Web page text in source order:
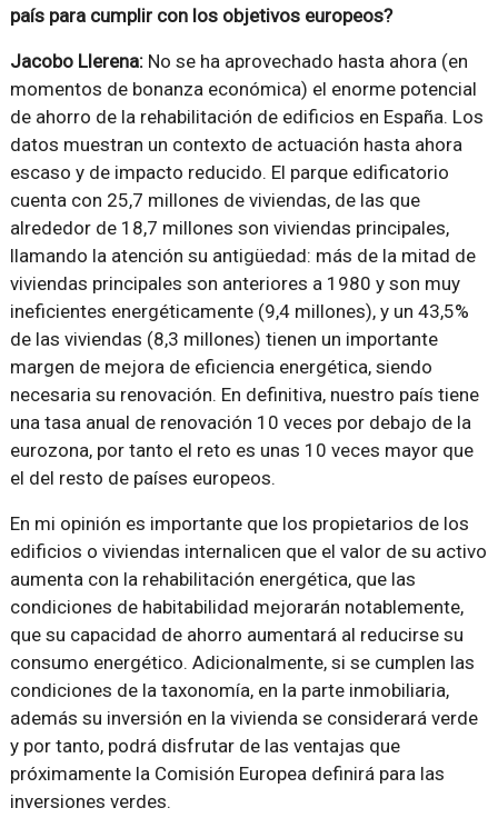
país para cumplir con los objetivos europeos?
Jacobo Llerena:No se ha aprovechado hasta ahora (en
momentos de bonanza económica) el enorme potencial
de ahorro de la rehabilitación de edificios en España. Los
datos muestran un contexto de actuación hasta ahora
escaso y de impacto reducido. El parque edificatorio
cuenta con 25,7 millones de viviendas, de las que
alrededor de 18,7 millones son viviendas principales,
llamando la atención su antigüedad: más de la mitad de
viviendas principales son anteriores a 1980 y son muy
ineficientes energéticamente (9,4 millones), y un 43,5%
de las viviendas (8,3 millones) tienen un importante
margen de mejora de eficiencia energética, siendo
necesaria su renovación. En definitiva, nuestro país tiene
una tasa anual de renovación 10 veces por debajo de la
eurozona, por tanto el reto es unas 10 veces mayor que
el del resto de países europeos.
En mi opinión es importante que los propietarios de los
edificios o viviendas internalicen que el valor de su activo
aumenta con la rehabilitación energética, que las
condiciones de habitabilidad mejorarán notablemente,
que su capacidad de ahorro aumentará al reducirse su
consumo energético. Adicionalmente, si se cumplen las
condiciones de la taxonomía, en la parte inmobiliaria,
además su inversión en la vivienda se considerará verde
y por tanto, podrá disfrutar de las ventajas que
próximamente la Comisión Europea definirá para las
inversiones verdes.